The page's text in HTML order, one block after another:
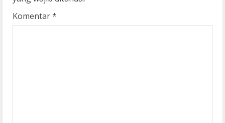
R
Komentar*